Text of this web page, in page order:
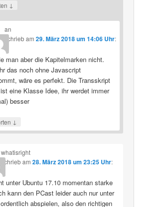
↓
an
schriebam29. März 2018 um 14:06 Uhr:
man aber die Kapitelmarken nicht.
das noch ohne Javascript
wäre es perfekt. Die Transskript
eine Klasse Idee, ihr werdet immer
besser
↓
whatisright
schriebam 28. März 2018 um 23:25 Uhr:
unter Ubuntu 17.10 momentan starke
kann den PCast leider auch nur unter
abspielen, also den richtigen